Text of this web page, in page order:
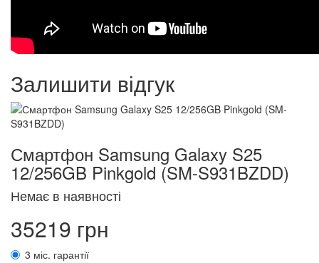
Залишити відгук
Смартфон Samsung Galaxy S25
12/256GB Pinkgold (SM-S931BZDD)
Немає в наявності
35219 грн
3 міс. гарантії